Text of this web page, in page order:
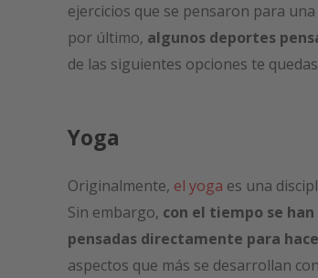
ejercicios que se pensaron para
por último, algunos deportes
de las siguientes opciones te
Yoga
Originalmente, el yoga es una
Sin embargo, con el tiempo se
pensadas directamente para
aspectos que más se desarrollan